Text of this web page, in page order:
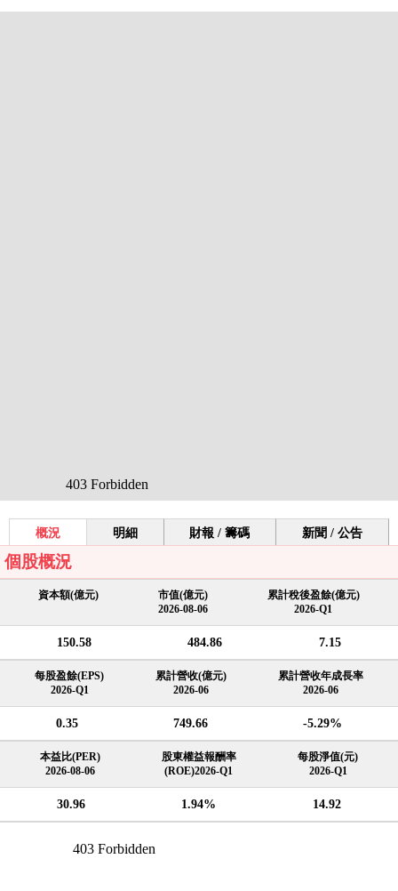
概況 明細 財報 / 籌碼 新聞 / 公告
個股概況
資本額(億元)
市值(億元)
2026-08-06
累計稅後盈餘(億元)
2026-Q1
150.58 484.86 7.15
每股盈餘(EPS)
2026-Q1
累計營收(億元)
2026-06
累計營收年成長率
2026-06
0.35 749.66 -5.29%
本益比(PER)
2026-08-06
股東權益報酬率
(ROE)2026-Q1
每股淨值(元)
2026-Q1
30.96 1.94% 14.92